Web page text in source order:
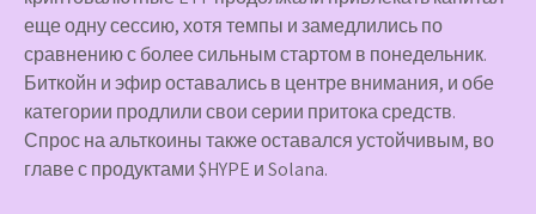
еще одну сессию, хотя темпы и замедлились по
сравнению с более сильным стартом в понедельник.
Биткойн и эфир оставались в центре внимания, и обе
категории продлили свои серии притока средств.
Спрос на альткоины также оставался устойчивым, во
главе с продуктами $HYPE и Solana.